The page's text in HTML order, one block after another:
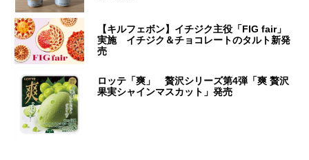
【キルフェボン】イチジク主役「FIG fair」
実施 イチジク＆チョコレートのタルト新発
売
ロッテ「爽」 贅沢シリーズ第4弾「爽 贅沢
果実シャインマスカット」発売